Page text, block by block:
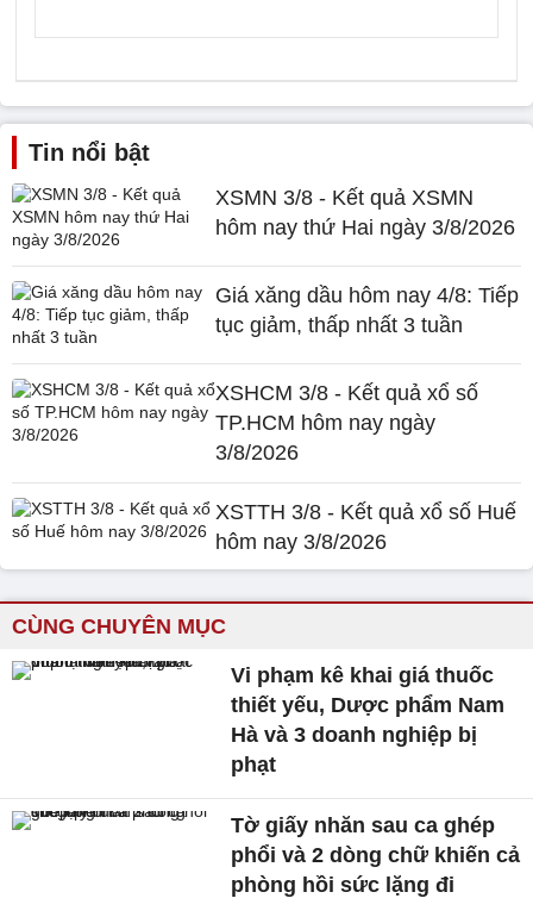
Tin nổi bật
XSMN 3/8 - Kết quả XSMN
hôm nay thứ Hai ngày 3/8/2026
Giá xăng dầu hôm nay 4/8: Tiếp
tục giảm, thấp nhất 3 tuần
XSHCM 3/8 - Kết quả xổ số
TP.HCM hôm nay ngày
3/8/2026
XSTTH 3/8 - Kết quả xổ số Huế
hôm nay 3/8/2026
CÙNG CHUYÊN MỤC
Vi phạm kê khai giá thuốc
thiết yếu, Dược phẩm Nam
Hà và 3 doanh nghiệp bị
phạt
Tờ giấy nhăn sau ca ghép
phổi và 2 dòng chữ khiến cả
phòng hồi sức lặng đi